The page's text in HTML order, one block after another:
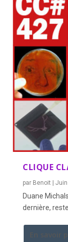
CLIQUE
par Benoit |
Duane
dernière,
En savoir